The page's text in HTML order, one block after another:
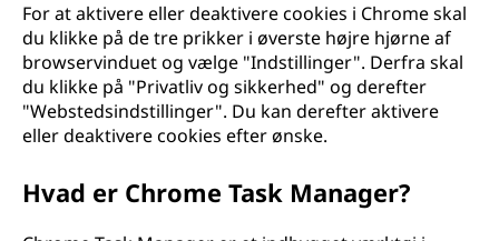
For at aktivere eller deaktivere cookies i Chrome skal
du klikke på de tre prikker i øverste højre hjørne af
browservinduet og vælge "Indstillinger". Derfra skal
du klikke på "Privatliv og sikkerhed" og derefter
"Webstedsindstillinger". Du kan derefter aktivere
eller deaktivere cookies efter ønske.
Hvad er Chrome Task Manager?